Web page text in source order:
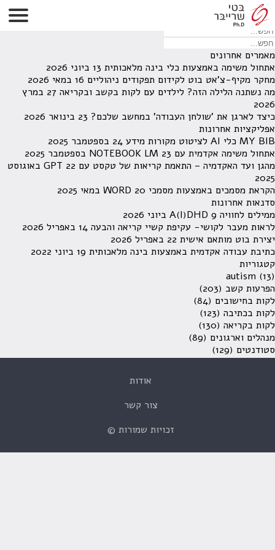
לא נמצאו תוצאות תחת קטגוריה זו.
מחפש משהו מסויים? השתמש בחיפוש
מאמרים אחרונים
אתחול משימה באמצעות כלי בינה מלאכותית 13 ביוני 2026
מחקר מקיף-צ'אט בוט לקידום תפקודים ניהוליים 16 במאי 2026
מה נשתנה הלילה הזה? לילדים עם לקות בקשב ובקריאה
27 במרץ
2026
כיצד לארגן את 'שולחן העבודה' במחשב שלכם? 23 בינואר 2026
אפליקציות אחרונות
MY BIB כלי AI לציטוט מקורות מידע
24 בספטמבר 2025
אתחול משימה אקדמית עם NOTEBOOK LM 23 בספטמבר 2025
מהגן ועד האקדמיה – התאמת קריאות של טקסט עם GPT
22 באוגוסט
2025
הקראת מסמכים באמצעות מסמכי WORD 20 במאי 2025
סדנאות אחרונות
ממילים לחוויה A(I)DHD 9 ביוני 2026
לראות מעבר לקושי- עקיפת קשיי קריאה והבעה 14 באפריל 2026
יצירת בוט מותאם אישית 22 באפריל 2026
כתיבת עבודה אקדמית באמצעות בינה מלאכותית 19 ביוני 2022
קטגוריות
autism (13)
הפרעות קשב (203)
לקות בחישובים (84)
לקות בכתיבה (123)
לקות בקריאה (130)
מנהלים וארגונים (89)
סטודנטים (129)
אודות
צור קשר
זכויות שמורות ©